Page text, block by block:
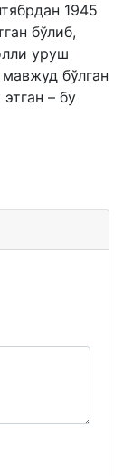
1945
бўлиб,
уруш
бўлган
– бу